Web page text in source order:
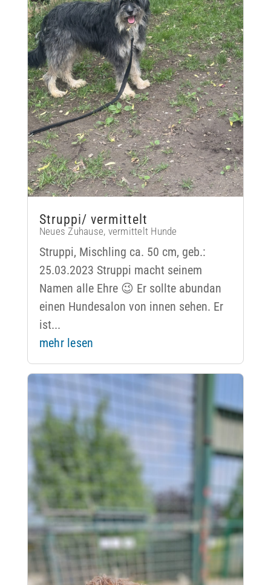
Struppi/ vermittelt
Neues Zuhause, vermittelt Hunde
Struppi, Mischling ca. 50 cm, geb.:
25.03.2023 Struppi macht seinem
Namen alle Ehre 😉 Er sollte abundan
einen Hundesalon von innen sehen. Er
ist...
mehr lesen